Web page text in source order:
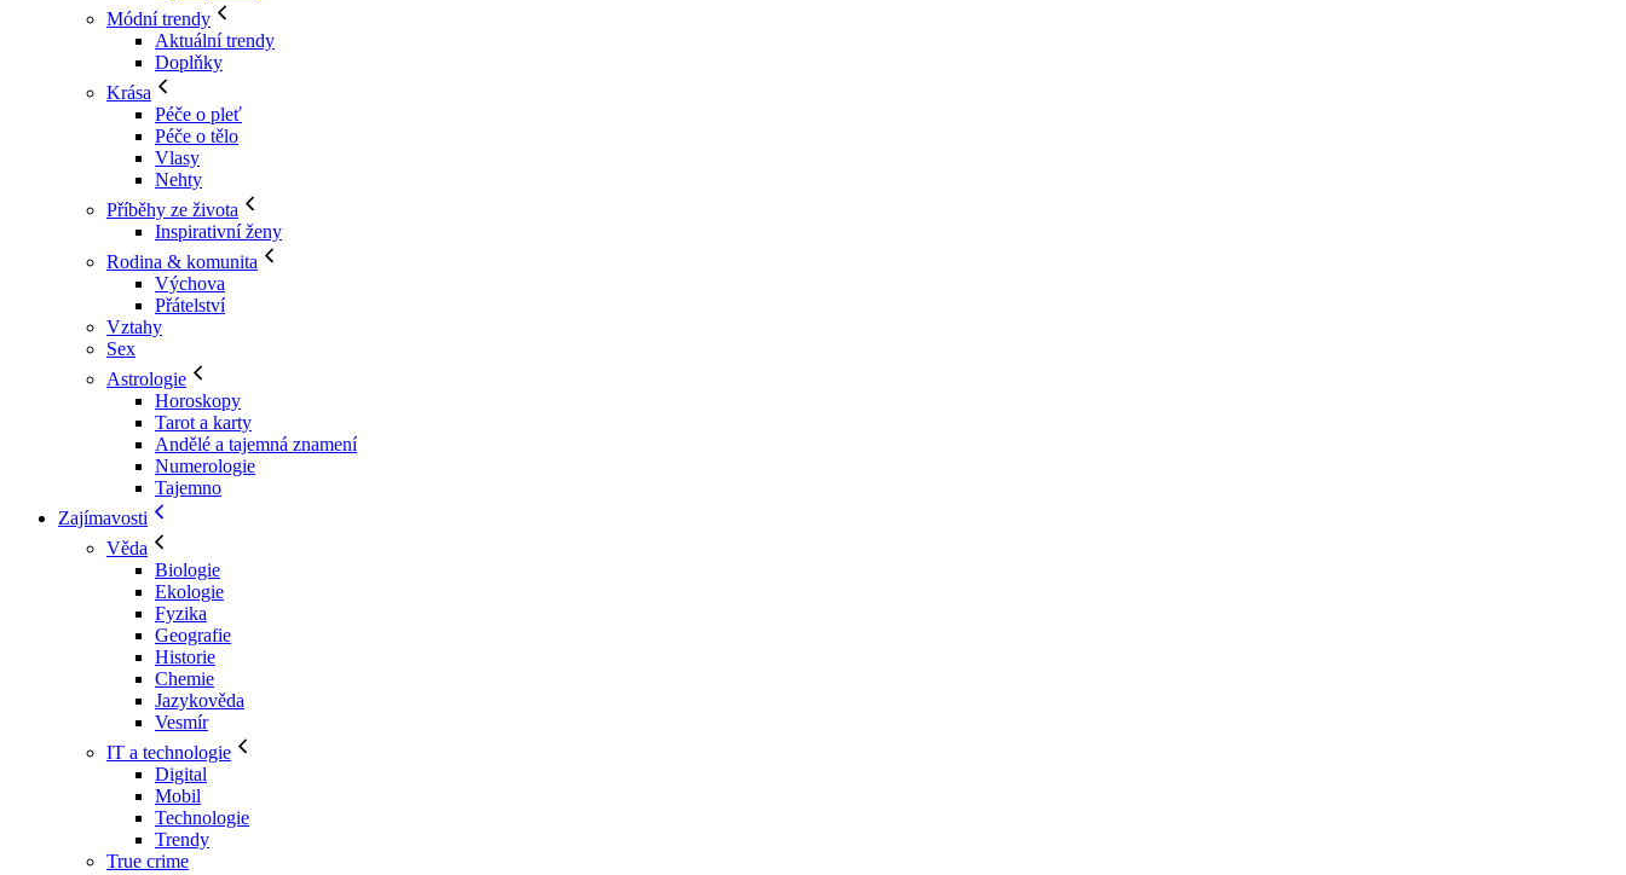
Módní trendy
Aktuální trendy
Doplňky
Krása
Péče o pleť
Péče o tělo
Vlasy
Nehty
Příběhy ze života
Inspirativní ženy
Rodina & komunita
Výchova
Přátelství
Vztahy
Sex
Astrologie
Horoskopy
Tarot a karty
Andělé a tajemná znamení
Numerologie
Tajemno
Zajímavosti
Věda
Biologie
Ekologie
Fyzika
Geografie
Historie
Chemie
Jazykověda
Vesmír
IT a technologie
Digital
Mobil
Technologie
Trendy
True crime